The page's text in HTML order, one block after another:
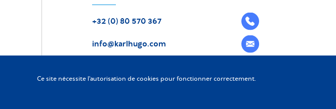
+32 (0) 80 570 367
info@karlhugo.com
Ce site nécessite l'autorisation de cookies pour fonctionner correctement.